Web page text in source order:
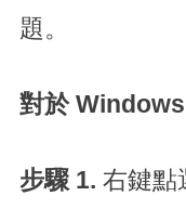
題。
對於 Windows
步驟 1. 右鍵點